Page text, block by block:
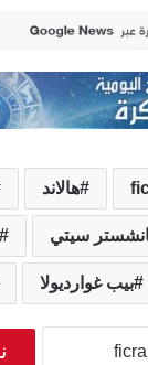
هالاند
سيتي
بيب غوارديولا